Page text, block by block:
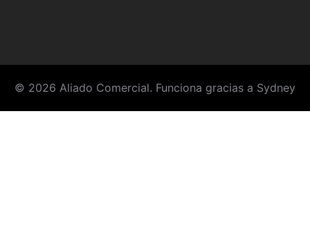
© 2026 Aliado Comercial. Funciona gracias a Sydney